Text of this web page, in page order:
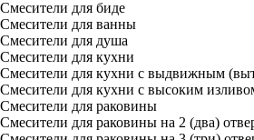
Смесители для биде
Смесители для ванны
Смесители для душа
Смесители для кухни
Смесители для кухни с выдвижным
Смесители для кухни с высоким
Смесители для раковины
Смесители для раковины на 2 (два)